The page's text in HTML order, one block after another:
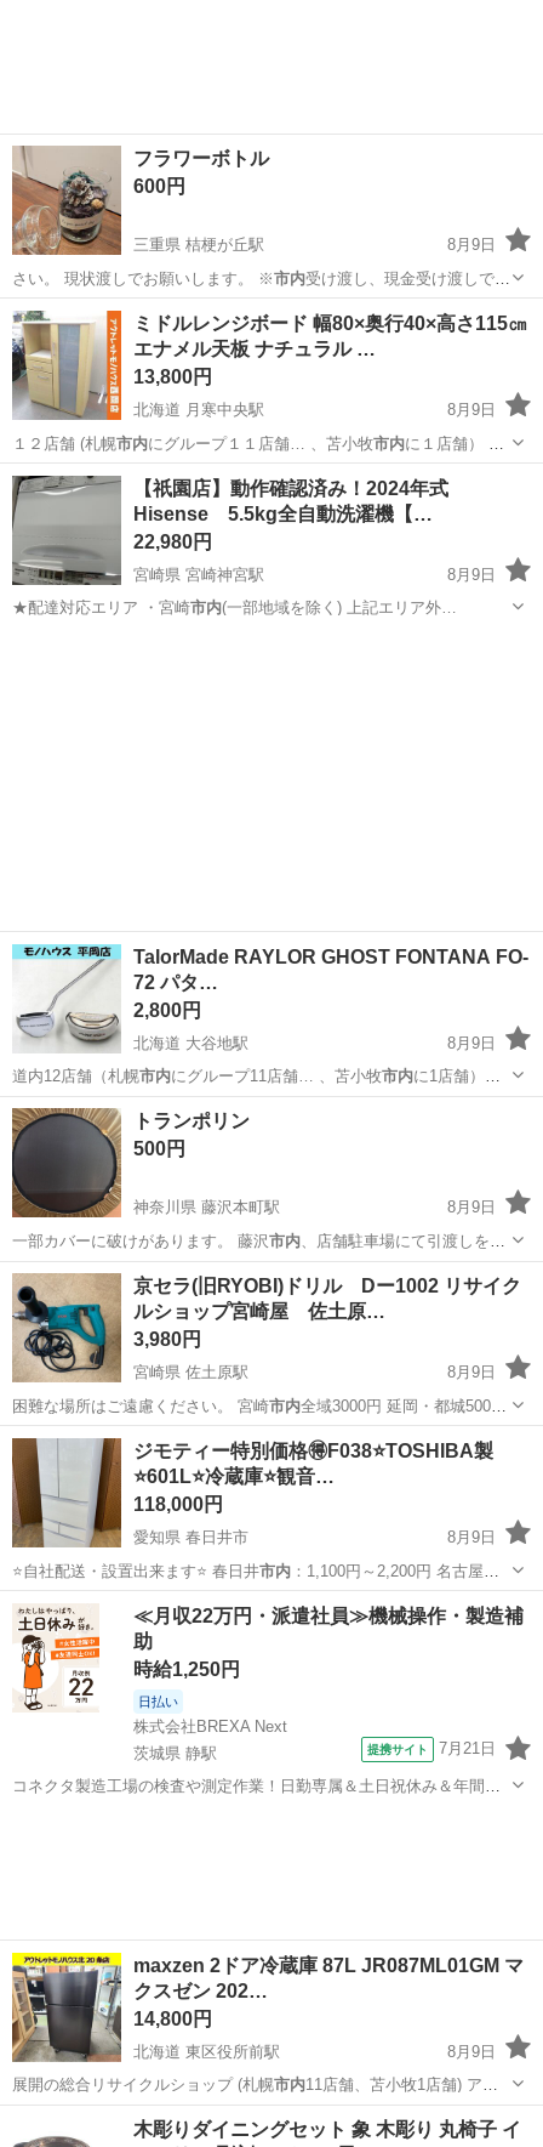
フラワーボトル
600円
三重県 桔梗が丘駅
8月9日
さい。 現状渡しでお願いします。 ※市内受け渡し、現金受け渡しでお
願い致します…
三重 名張市 桔梗が丘駅 インテリア雑貨/小物
ミドルレンジボード 幅80×奥行40×高さ115㎝
エナメル天板 ナチュラル …
13,800円
北海道 月寒中央駅
8月9日
１２店舗 (札幌市内にグループ１１店舗… 、苫小牧市内に１店舗） 総
合… 岡1000円～札幌市内4000円程度） …
北海道 札幌市 月寒中央駅 収納家具
【祇園店】動作確認済み！2024年式
Hisense 5.5kg全自動洗濯機【…
22,980円
宮崎県 宮崎神宮駅
8月9日
★配達対応エリア ・宮崎市内 (一部地域を除く) 上記エリア外…
TalorMade RAYLOR GHOST FONTANA FO-
72 パタ…
2,800円
北海道 大谷地駅
8月9日
道内12店舗（札幌市内にグループ11店舗… 、苫小牧市内に1店舗）
Us…
北海道 札幌市 大谷地駅
トランポリン
500円
神奈川県 藤沢本町駅
8月9日
一部カバーに破けがあります。 藤沢市内、店舗駐車場にて引渡しをお
願いします。…
神奈川 藤沢市 藤沢本町駅 おもちゃ
京セラ(旧RYOBI)ドリル Dー1002 リサイク
ルショップ宮崎屋 佐土原…
3,980円
宮崎県 佐土原駅
8月9日
困難な場所はご遠慮ください。 宮崎市内全域3000円 延岡・都城5000
円…
宮崎 宮崎市 家電 RYOBI
ジモティー特別価格🉐F038⭐️TOSHIBA製
⭐️601L⭐️冷蔵庫⭐️観音…
118,000円
愛知県 春日井市
8月9日
⭐️自社配送・設置出来ます⭐️ 春日井市内：1,100円～2,200円 名古屋
市…
愛知 春日井市 キッチン家電 軽トラ
≪月収22万円・派遣社員≫機械操作・製造補
助
時給1,250円
日払い
株式会社BREXA Next
茨城県 静駅
提携サイト 7月21日
コネクタ製造工場の検査や測定作業！日勤専属＆土日祝休み＆年間休
maxzen 2ドア冷蔵庫 87L JR087ML01GM マ
クスゼン 202…
14,800円
北海道 東区役所前駅
8月9日
展開の総合リサイクルショップ (札幌市内11店舗、苫小牧1店舗) アウ
トレッ…
東区役所前駅 キッチン家電
木彫りダイニングセット 象 木彫り 丸椅子 イ